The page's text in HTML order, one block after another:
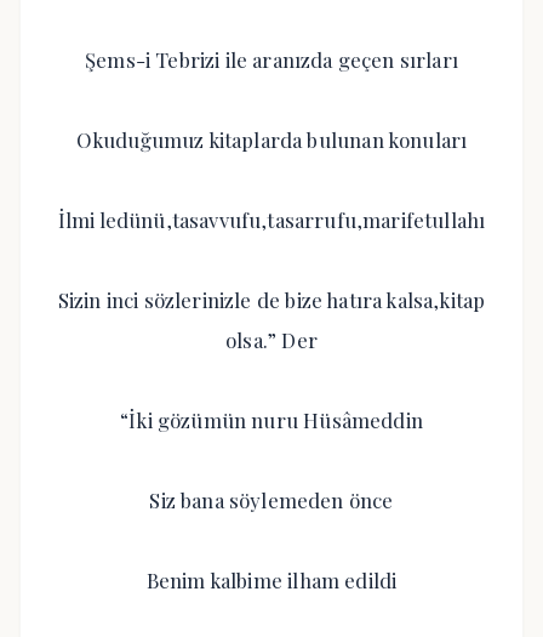
Şems-i Tebrizi ile aranızda geçen sırları
Okuduğumuz kitaplarda bulunan konuları
İlmi ledünü,tasavvufu,tasarrufu,marifetullahı
Sizin inci sözlerinizle de bize hatıra kalsa,kitap
olsa.” Der
“İki gözümün nuru Hüsâmeddin
Siz bana söylemeden önce
Benim kalbime ilham edildi